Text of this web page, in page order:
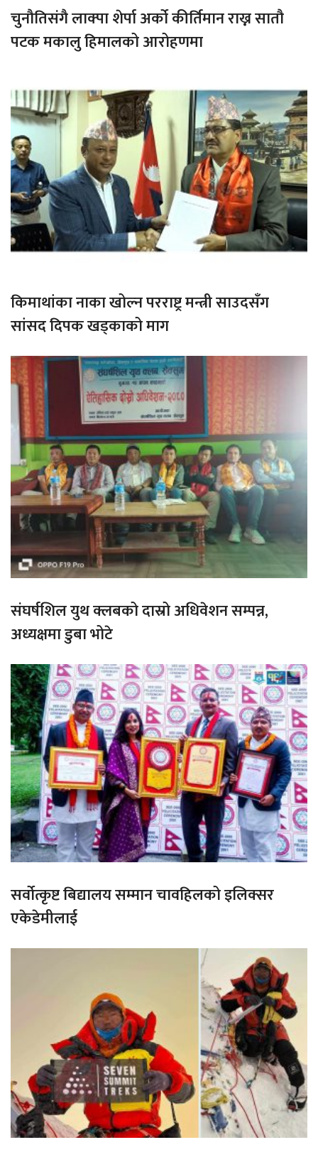
चुनौतिसंगै लाक्पा शेर्पा अर्को कीर्तिमान राख्न सातौ
पटक मकालु हिमालको आरोहणमा
किमाथांका नाका खोल्न परराष्ट्र मन्त्री साउदसँग
सांसद दिपक खड्काको माग
संघर्षशिल युथ क्लबको दास्रो अधिवेशन सम्पन्न,
अध्यक्षमा डुबा भोटे
सर्वोत्कृष्ट बिद्यालय सम्मान चावहिलको इलिक्सर
एकेडेमीलाई